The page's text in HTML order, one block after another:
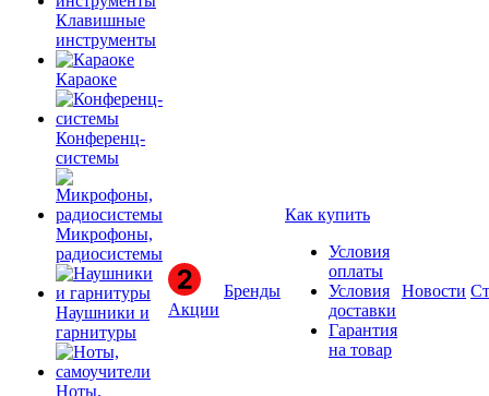
Клавишные
инструменты
Караоке
Конференц-
системы
Микрофоны,
радиосистемы
Наушники и
гарнитуры
Ноты,
Акции
Бренды
Как купить
Условия
оплаты
Условия
доставки
Гарантия
на товар
Новости